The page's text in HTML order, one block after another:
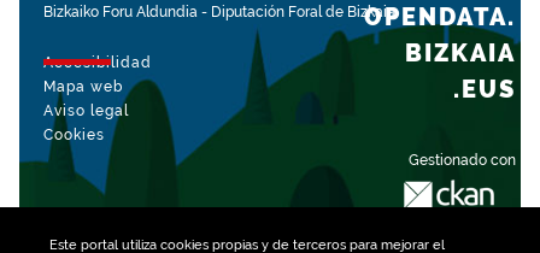
Este portal utiliza cookiespropias y de terceros para mejorar el
Bizkaiko Foru Aldundia - Diputación Foral de Bizkaia
Accesibilidad
Mapa web
Aviso legal
Cookies
Gestionado con
OPENDATA.
BIZKAIA
.EUS